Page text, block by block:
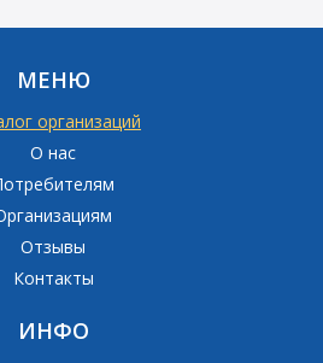
МЕНЮ
организаций
О нас
Отзывы
Контакты
ИНФО